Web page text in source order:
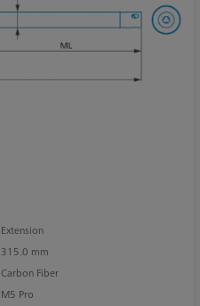
Extension
315.0 mm
Carbon Fiber
M5 Pro